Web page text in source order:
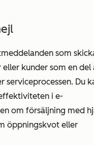
som
kunder som en del
serviceprocessen. Du
i e-
om försäljning med
öppningskvot eller